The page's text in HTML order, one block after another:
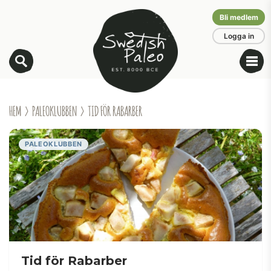
Bli medlem
Logga in
HEM › PALEOKLUBBEN › TID FÖR RABARBER
PALEOKLUBBEN
Tid för Rabarber